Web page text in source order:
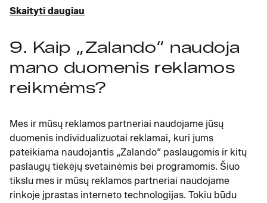
Skaityti daugiau
9. Kaip „Zalando“ naudoja
mano duomenis reklamos
reikmėms?
Mes ir mūsų reklamos partneriai naudojame jūsų
duomenis individualizuotai reklamai, kuri jums
pateikiama naudojantis „Zalando“ paslaugomis ir kitų
paslaugų tiekėjų svetainėmis bei programomis. Šiuo
tikslu mes ir mūsų reklamos partneriai naudojame
rinkoje įprastas interneto technologijas. Tokiu būdu